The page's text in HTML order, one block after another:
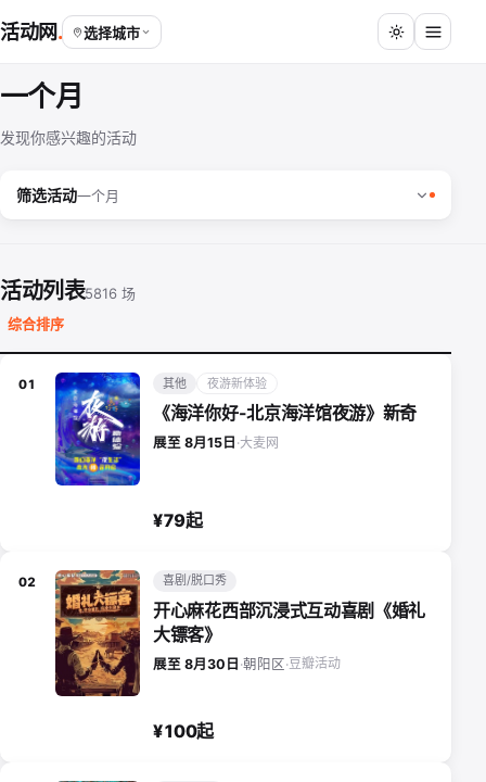
活动网 选择城市
一个月
发现你感兴趣的活动
筛选活动一个月
活动列表5816 场
综合排序
01 其他 夜游新体验
《海洋你好-北京海洋馆夜游》新奇
展至 8月15日 ·大麦网
¥79起
02 喜剧/脱口秀
开心麻花西部沉浸式互动喜剧《婚礼
大镖客》
展至 8月30日 ·朝阳区·豆瓣活动
¥100起